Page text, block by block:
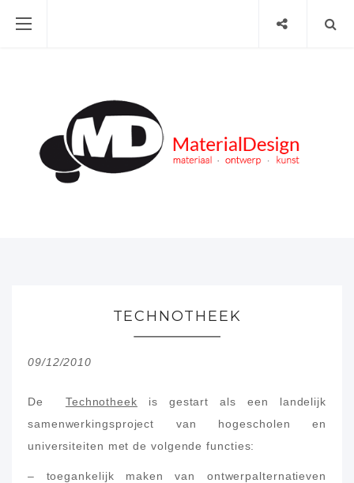
TECHNOTHEEK
09/12/2010
De Technotheek is gestart als een landelijk
samenwerkingsproject van hogescholen en
universiteiten met de volgende functies:
– toegankelijk maken van ontwerpalternatieven